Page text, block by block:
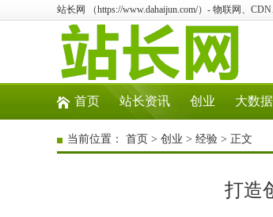
站长网 （https://www.dahaijun.com/）- 物联网、
首页 站长资讯 创业 大数据
当前位置： 首页 > 创业 > 经验 > 正文
打造